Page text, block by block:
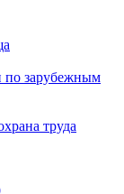
по зарубежным
труда